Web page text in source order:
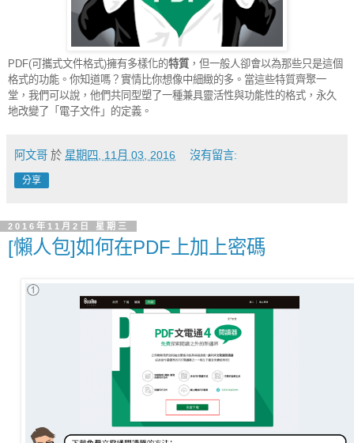
PDF(可攜式文件格式)擁有多樣化的特質，但一般人卻會以為那些只是這個
格式的功能。你知道嗎？實情比你想像中細緻的多。當這些特質齊聚一
堂，我們可以說，他們共同型塑了一種兼具靈活性與功能性的格式，永久
地改變了「電子文件」的定義。
阿文哥 於 星期四, 11月 03, 2016 沒有留言:
分享
2016年11月2日 星期三
[懶人包]如何在PDF上加上密碼